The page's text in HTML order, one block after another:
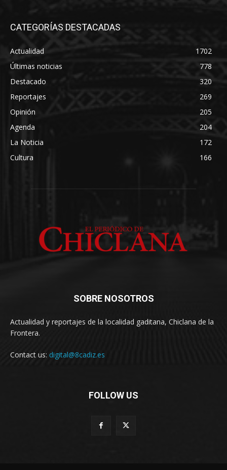
CATEGORÍAS DESTACADAS
Actualidad
1702
Últimas noticias
778
Destacado
320
Reportajes
269
Opinión
205
Agenda
204
La Noticia
172
Cultura
166
SOBRE NOSOTROS
Actualidad y reportajes de la localidad gaditana, Chiclana de la
Frontera.
Contact us: digital@8cadiz.es
FOLLOW US